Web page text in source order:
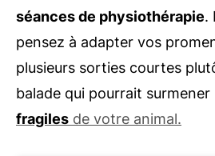
séances de physiothérapie.
pensez à adapter vos
plusieurs sorties courtes
balade qui pourrait surmener
fragiles de votre animal.